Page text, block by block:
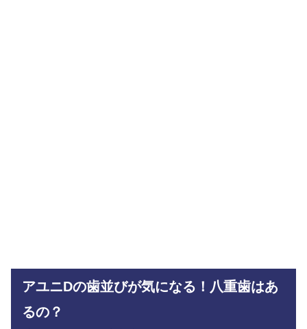
アユニDの歯並びが気になる！八重歯はあ
るの？